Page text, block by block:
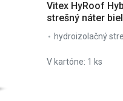
Vitex HyRoof
strešný náter
hydroizolačný
V kartóne: 1 ks